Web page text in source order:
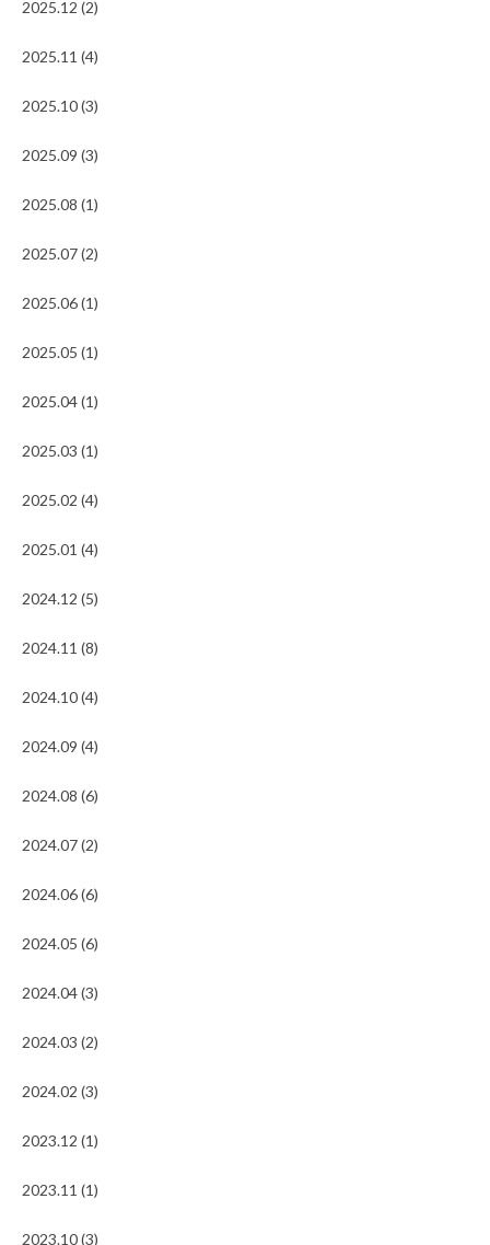
2025.12 (2)
2025.11 (4)
2025.10 (3)
2025.09 (3)
2025.08 (1)
2025.07 (2)
2025.06 (1)
2025.05 (1)
2025.04 (1)
2025.03 (1)
2025.02 (4)
2025.01 (4)
2024.12 (5)
2024.11 (8)
2024.10 (4)
2024.09 (4)
2024.08 (6)
2024.07 (2)
2024.06 (6)
2024.05 (6)
2024.04 (3)
2024.03 (2)
2024.02 (3)
2023.12 (1)
2023.11 (1)
2023.10 (3)